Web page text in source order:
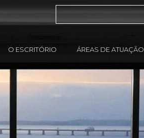
O ESCRITÓRIO ÁREAS DE ATUAÇÃO